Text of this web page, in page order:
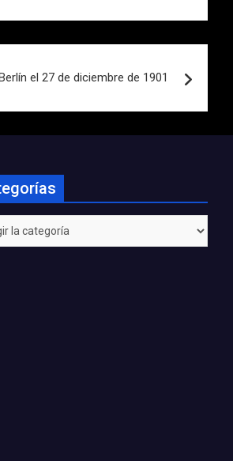
el 27 de diciembre de 1901